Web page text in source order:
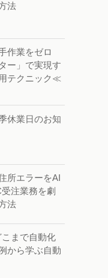
法
作業をゼロ
ー」で実現す
テクニック≪
休業日のお知
所エラーをAI
注業務を劇
法
まで自動化
から学ぶ自動